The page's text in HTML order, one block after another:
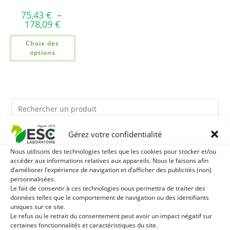
Gérez votre confidentialité
Nous utilisons des technologies telles que les cookies pour stocker et/ou
accéder aux informations relatives aux appareils. Nous le faisons afin
d’améliorer l’expérience de navigation et d’afficher des publicités (non)
personnalisées.
Le fait de consentir à ces technologies nous permettra de traiter des
données telles que le comportement de navigation ou des identifiants
uniques sur ce site.
Le refus ou le retrait du consentement peut avoir un impact négatif sur
certaines fonctionnalités et caractéristiques du site.
75,43 € –
178,09 €
Choix des
options
Ils pourraient vous plaire
1 LEVURE ACTIVE + - PROBIOTIQUE CHEVAL - FLORE
INTESTINALE ET DIGESTION
2 TERRE DE DIATOMEE - PARASITES EXTERNES CHEVAL
3 BIOTINE CHEVAL - HYPERSPORT BIOTINE 3000 -